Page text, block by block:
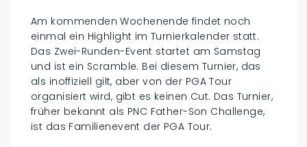
Am kommenden Wochenende findet noch
einmal ein Highlight im Turnierkalender statt.
Das Zwei-Runden-Event startet am Samstag
und ist ein Scramble. Bei diesem Turnier, das
als inoffiziell gilt, aber von der PGA Tour
organisiert wird, gibt es keinen Cut. Das Turnier,
früher bekannt als PNC Father-Son Challenge,
ist das Familienevent der PGA Tour.